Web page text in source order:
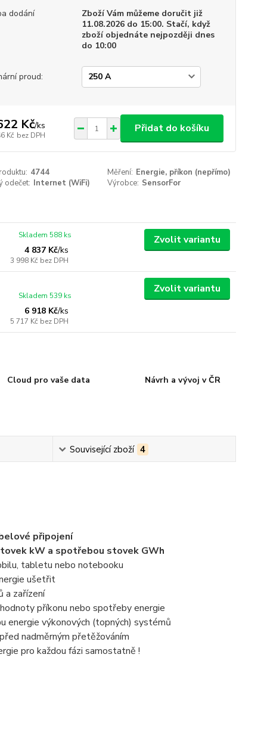
dodání
Zboží Vám můžeme doručit již
11.08.2026 do 15:00. Stačí, když
zboží objednáte nejpozději dnes
do 10:00
proud:
Kč/ks
Kč bez DPH
Přidat do košíku
4744 Měření: Energie, příkon (nepřímo)
odečet: Internet (WiFi) Výrobce: SensorFor
4 837 Kč/ks
3 998 Kč bez DPH
Skladem 588 ks Zvolit variantu
6 918 Kč/ks
5 717 Kč bez DPH
Skladem 539 ks
Zvolit variantu
Cloud pro vaše data Návrh a vývoj v ČR
Související zboží 4
připojení
kW a spotřebou stovek GWh
tabletu nebo notebooku
ušetřit
a zařízení
příkonu nebo spotřeby energie
energie výkonových (topných) systémů
nadměrným přetěžováním
pro každou fázi samostatně !